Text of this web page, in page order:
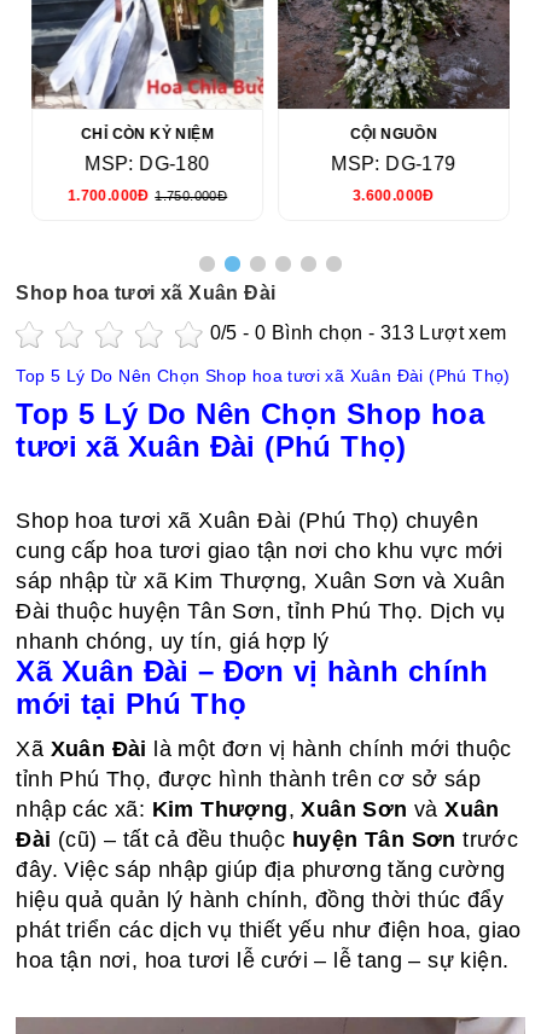
CHỈ CÒN KỶ NIỆM
MSP: DG-180
1.700.000Đ 1.750.000Đ
CỘI NGUỒN
MSP: DG-179
3.600.000Đ
Shop hoa tươi xã Xuân Đài
0/5 -0 Bình chọn - 313 Lượt xem
Top 5 Lý Do Nên Chọn Shop hoa tươi xã Xuân Đài (Phú Thọ)
Top 5 Lý Do Nên Chọn Shop hoa
tươi xã Xuân Đài (Phú Thọ)
Shop hoa tươi xã Xuân Đài (Phú Thọ) chuyên
cung cấp hoa tươi giao tận nơi cho khu vực mới
sáp nhập từ xã Kim Thượng, Xuân Sơn và Xuân
Đài thuộc huyện Tân Sơn, tỉnh Phú Thọ. Dịch vụ
nhanh chóng, uy tín, giá hợp lý
Xã Xuân Đài – Đơn vị hành chính
mới tại Phú Thọ
Xã Xuân Đài là một đơn vị hành chính mới thuộc
tỉnh Phú Thọ, được hình thành trên cơ sở sáp
nhập các xã: Kim Thượng,Xuân Sơn vàXuân
Đài (cũ) – tất cả đều thuộc huyện Tân Sơn trước
đây. Việc sáp nhập giúp địa phương tăng cường
hiệu quả quản lý hành chính, đồng thời thúc đẩy
phát triển các dịch vụ thiết yếu như điện hoa, giao
hoa tận nơi, hoa tươi lễ cưới – lễ tang – sự kiện.